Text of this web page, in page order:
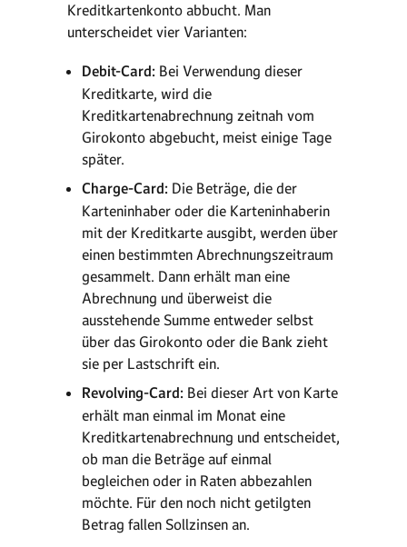
Kreditkartenkonto abbucht. Man
unterscheidet vier Varianten:
Debit-Card: Bei Verwendung dieser
Kreditkarte, wird die
Kreditkartenabrechnung zeitnah vom
Girokonto abgebucht, meist einige Tage
später.
Charge-Card: Die Beträge, die der
Karteninhaber oder die Karteninhaberin
mit der Kreditkarte ausgibt, werden über
einen bestimmten Abrechnungszeitraum
gesammelt. Dann erhält man eine
Abrechnung und überweist die
ausstehende Summe entweder selbst
über das Girokonto oder die Bank zieht
sie per Lastschrift ein.
Revolving-Card: Bei dieser Art von Karte
erhält man einmal im Monat eine
Kreditkartenabrechnung und entscheidet,
ob man die Beträge auf einmal
begleichen oder in Raten abbezahlen
möchte. Für den noch nicht getilgten
Betrag fallen Sollzinsen an.